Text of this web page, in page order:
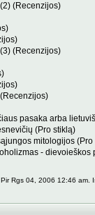
(Recenzijos)
(Recenzijos)
pasaka arba
(Pro stiklą)
mitologijos (Pro
- dievoieškos
Rgs 04, 2006 12:46 am.